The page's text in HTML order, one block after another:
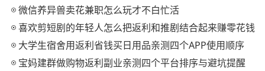
微信养异兽卖花兼职怎么玩才不白忙活
喜欢剪短剧的年轻人怎么把返利和推剧结合起来赚零花钱
大学生宿舍用返利省钱买日用品亲测四个APP使用顺序
宝妈建群做购物返利副业亲测四个平台排序与避坑提醒